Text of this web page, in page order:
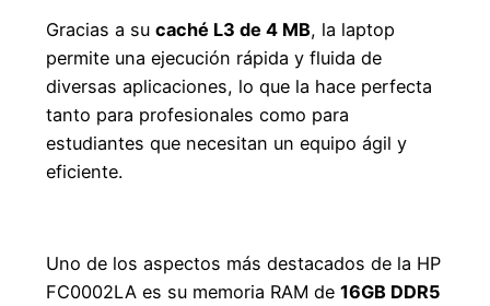
Gracias a su caché L3 de 4 MB, la laptop
permite una ejecución rápida y fluida de
diversas aplicaciones, lo que la hace perfecta
tanto para profesionales como para
estudiantes que necesitan un equipo ágil y
eficiente.
Uno de los aspectos más destacados de la HP
FC0002LA es su memoria RAM de 16GB DDR5